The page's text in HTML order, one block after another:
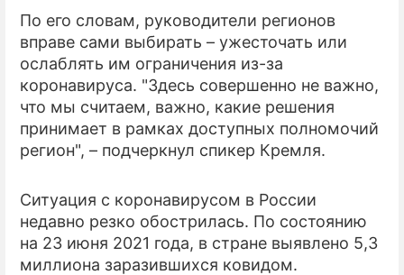
ПРЕСС-РЕЛИЗЫ
О ПРОЕКТЕ
По его словам, руководители регионов
вправе сами выбирать – ужесточать или
ослаблять им ограничения из-за
коронавируса. "Здесь совершенно не важно,
что мы считаем, важно, какие решения
принимает в рамках доступных полномочий
регион", – подчеркнул спикер Кремля.
Ситуация с коронавирусом в России
недавно резко обострилась. По состоянию
на 23 июня 2021 года, в стране выявлено 5,3
миллиона заразившихся ковидом.